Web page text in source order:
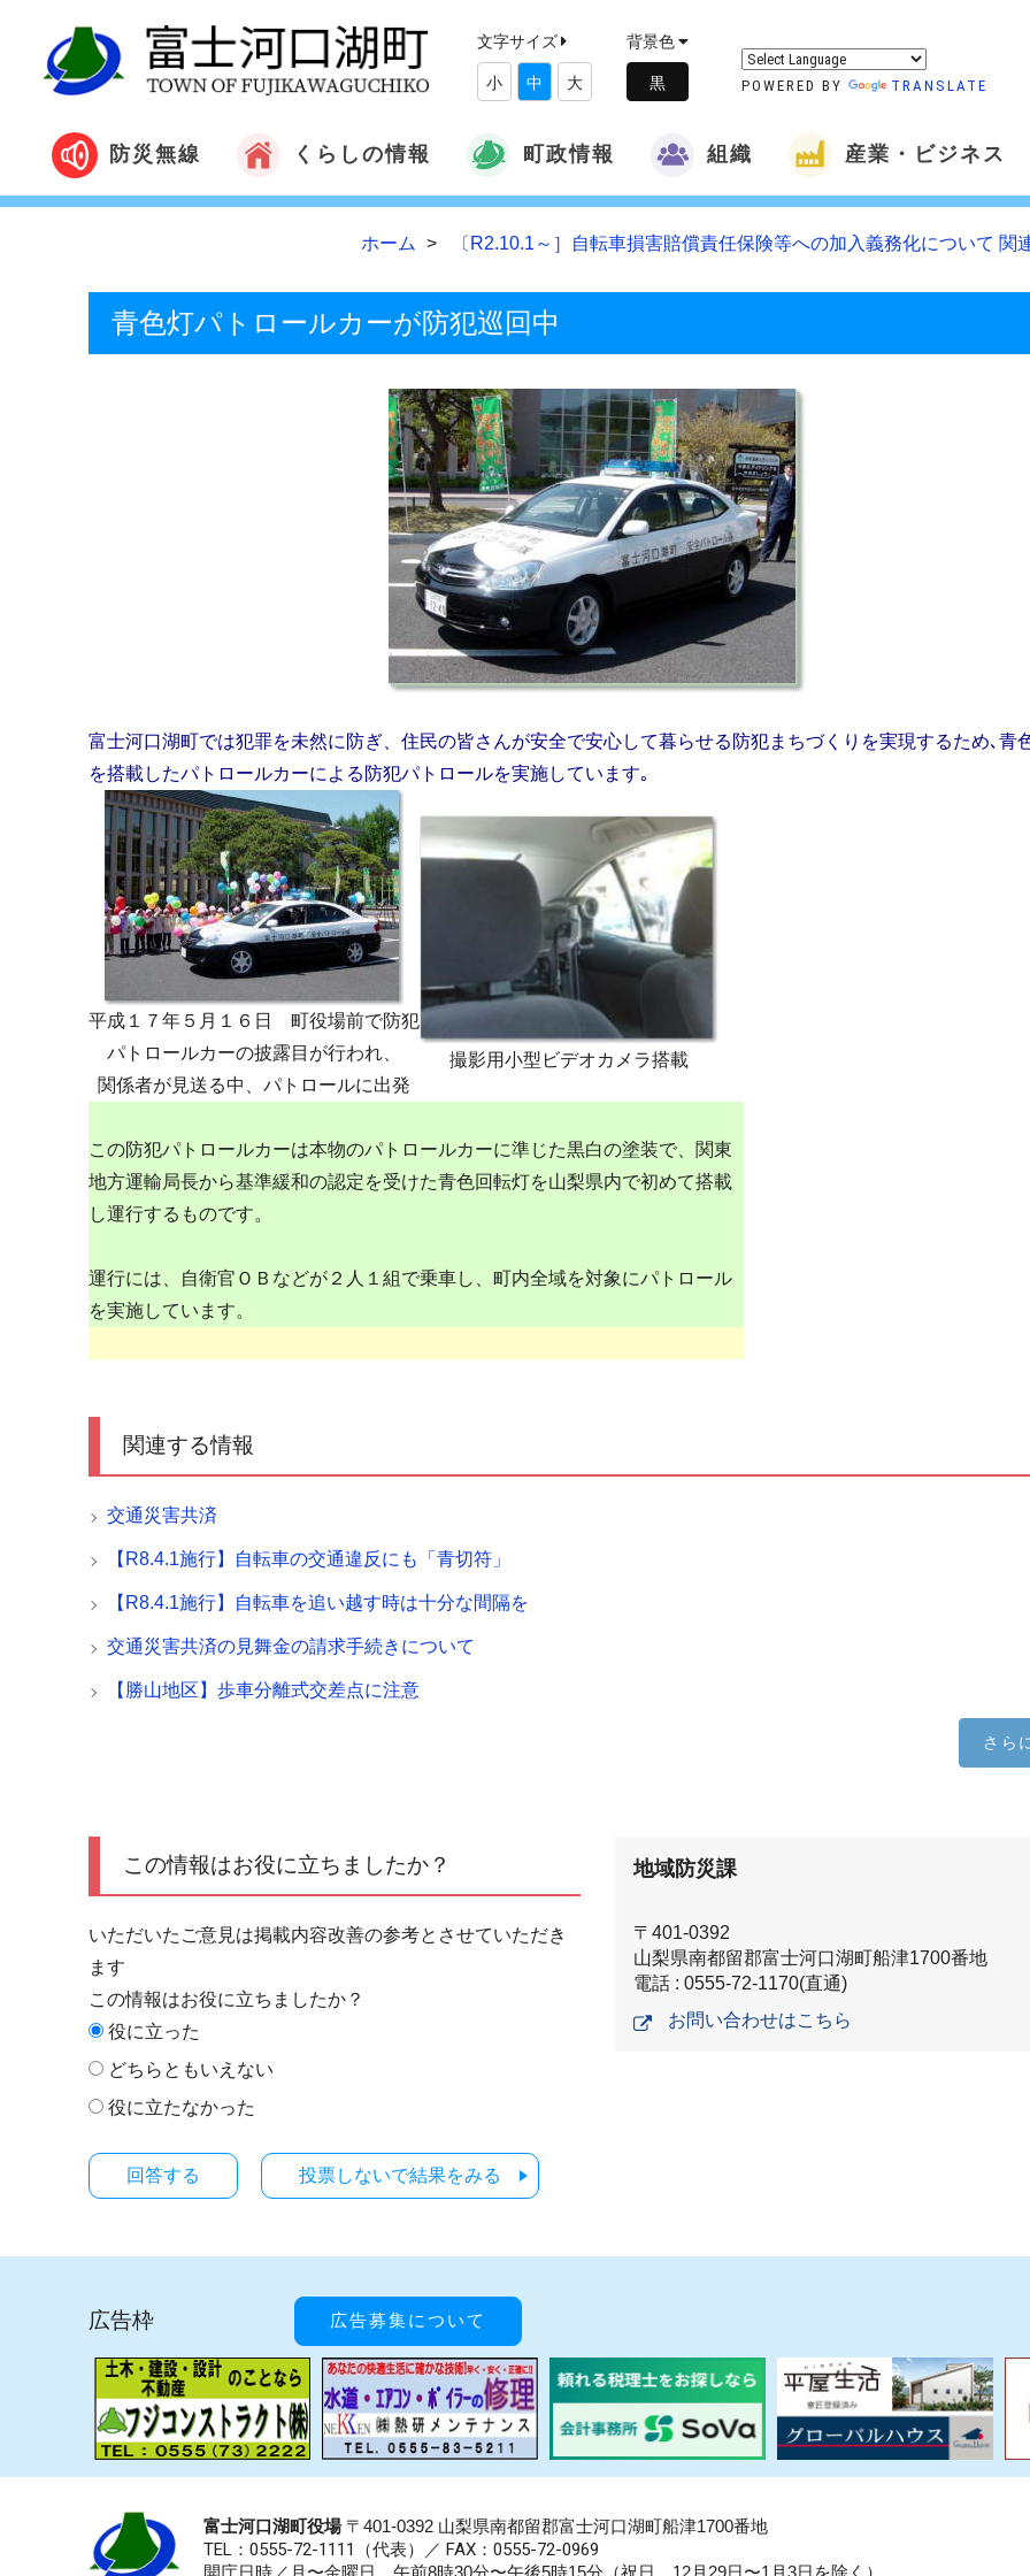
文字サイズ
小 中 大
背景色
POWERED BY TRANSLATE
防災無線 くらしの情報 町政情報 組織 産業・ビジネス
ホーム 〔R2.10.1～］自転車損害賠償責任保険等への加入義務化について 関
青色灯パトロールカーが防犯巡回中
富士河口湖町では犯罪を未然に防ぎ、住民の皆さんが安全で安心して暮らせる防犯まちづくりを実現するため､青
を搭載したパトロールカーによる防犯パトロールを実施しています｡
平成１７年５月１６日 町役場前で防犯
パトロールカーの披露目が行われ、
関係者が見送る中、パトロールに出発
撮影用小型ビデオカメラ搭載
この防犯パトロールカーは本物のパトロールカーに準じた黒白の塗装で、関東
地方運輸局長から基準緩和の認定を受けた青色回転灯を山梨県内で初めて搭載
し運行するものです。
運行には、自衛官ＯＢなどが２人１組で乗車し、町内全域を対象にパトロール
を実施しています。
関連する情報
交通災害共済
【R8.4.1施行】自転車の交通違反にも「青切符」
【R8.4.1施行】自転車を追い越す時は十分な間隔を
交通災害共済の見舞金の請求手続きについて
【勝山地区】歩車分離式交差点に注意
さら
この情報はお役に立ちましたか？
いただいたご意見は掲載内容改善の参考とさせていただき
ます
この情報はお役に立ちましたか？
役に立った
どちらともいえない
役に立たなかった
投票しないで結果をみる
地域防災課
〒401-0392
山梨県南都留郡富士河口湖町船津1700番地
電話 : 0555-72-1170(直通)
お問い合わせはこちら
広告枠 広告募集について
富士河口湖町役場〒401-0392 山梨県南都留郡富士河口湖町船津1700番地
TEL：0555-72-1111 （代表）／ FAX：0555-72-0969
開庁日時／月〜金曜日 午前8時30分〜午後5時15分（祝日、12月29日〜1月3日を除く）